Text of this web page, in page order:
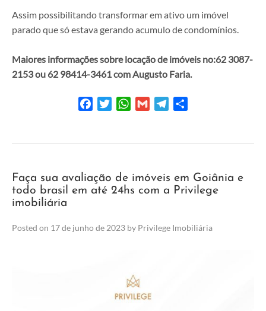
Assim possibilitando transformar em ativo um imóvel
parado que só estava gerando acumulo de condomínios.
Maiores informações sobre locação de imóveis no:62 3087-
2153 ou 62 98414-3461 com Augusto Faria.
FacebookTwitterWhatsApp
Gmail Telegram
Faça sua avaliação de imóveis em Goiânia e
todo brasil em até 24hs com a Privilege
imobiliária
Posted on 17 de junho de 2023 by Privilege Imobiliária